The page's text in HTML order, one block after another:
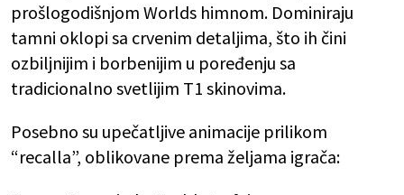
prošlogodišnjom Worlds himnom. Dominiraju
tamni oklopi sa crvenim detaljima, što ih čini
ozbiljnijim i borbenijim u poređenju sa
tradicionalno svetlijim T1 skinovima.
Posebno su upečatljive animacije prilikom
“recalla”, oblikovane prema željama igrača: